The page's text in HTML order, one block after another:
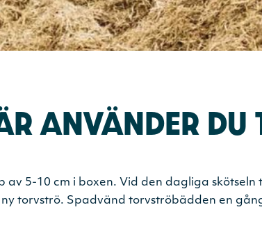
ANVÄNDER DU
av 5-10 cm i boxen. Vid den dagliga
torvströ. Spadvänd torvströbädden en